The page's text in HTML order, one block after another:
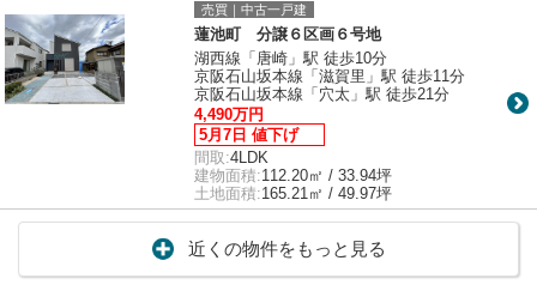
売買｜中古一戸建
蓮池町 分譲６区画６号地
湖西線「唐崎」駅 徒歩10分
京阪石山坂本線「滋賀里」駅 徒歩11分
京阪石山坂本線「穴太」駅 徒歩21分
4,490万円
5月7日 値下げ
間取:4LDK
建物面積:112.20㎡ / 33.94坪
土地面積:165.21㎡ / 49.97坪
近くの物件をもっと見る